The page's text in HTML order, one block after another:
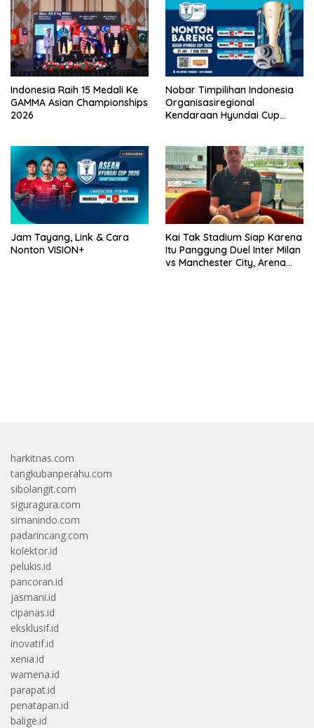
Indonesia Raih 15 Medali Ke
GAMMA Asian Championships
2026
Nobar Timpilihan Indonesia
Organisasiregional
Kendaraan Hyundai Cup
Jam Tayang, Link & Cara
Nonton VISION+
Kai Tak Stadium Siap Karena
Itu Panggung Duel Inter Milan
vs Manchester City, Arena
harkitnas.com
tangkubanperahu.com
sibolangit.com
siguragura.com
simanindo.com
padarincang.com
kolektor.id
pelukis.id
pancoran.id
jasmani.id
cipanas.id
eksklusif.id
inovatif.id
xenia.id
wamena.id
parapat.id
penatapan.id
balige.id